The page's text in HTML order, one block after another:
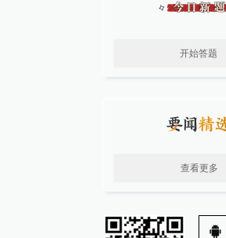
开始答题
查看更多